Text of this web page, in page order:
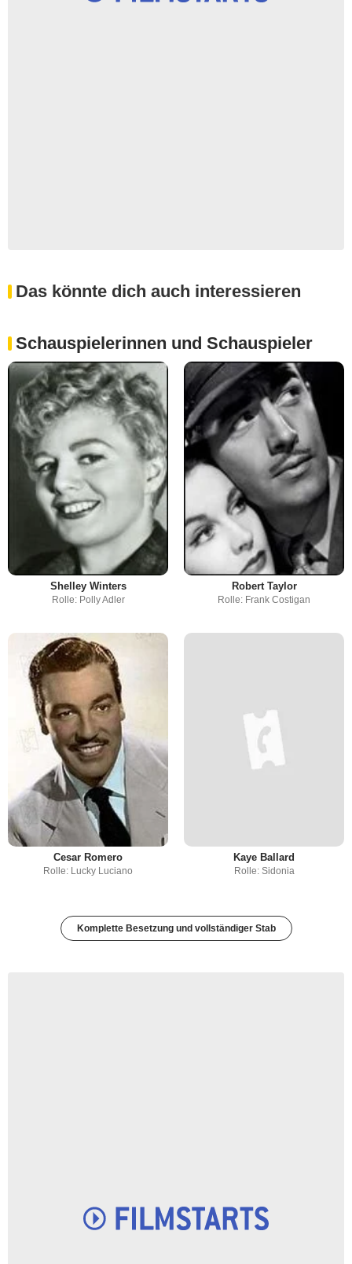
Das könnte dich auch interessieren
Schauspielerinnen und Schauspieler
Shelley Winters
Rolle: Polly Adler
Robert Taylor
Rolle: Frank Costigan
Cesar Romero
Rolle: Lucky Luciano
Kaye Ballard
Rolle: Sidonia
Komplette Besetzung und vollständiger Stab